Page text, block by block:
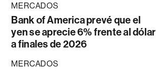
MERCADOS
Bank of America prevé que el
yen se aprecie 6% frente al dólar
a finales de 2026
MERCADOS